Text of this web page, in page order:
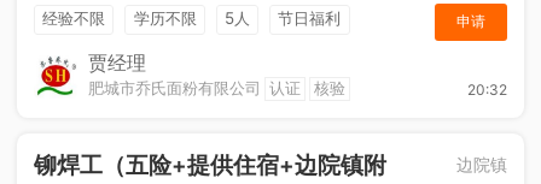
经验不限 学历不限 5人
节日福利
综合补贴
休假制度
申请
贾经理
肥城市乔氏面粉有限公司 认证 核验 20:32
铆焊工（五险+提供住宿+边院镇附
边院镇